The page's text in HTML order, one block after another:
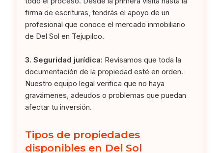
firma de escrituras, tendrás el apoyo de un
profesional que conoce el mercado inmobiliario
de Del Sol en Tejupilco.
3. Seguridad jurídica: Revisamos que toda la
documentación de la propiedad esté en orden.
Nuestro equipo legal verifica que no haya
gravámenes, adeudos o problemas que puedan
afectar tu inversión.
Tipos de propiedades
disponibles en Del Sol